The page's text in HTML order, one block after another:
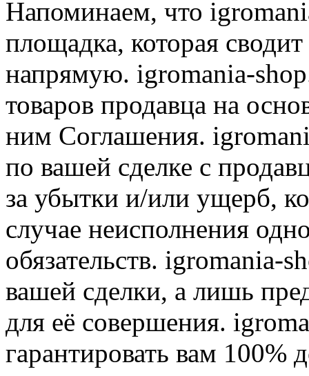
Напоминаем, что
площадка, которая
напрямую. igromania-
товаров продавца на
ним Соглашения.
по вашей сделке с
за убытки и/или ущерб,
случае неисполнения
обязательств. igromania-
вашей сделки, а лишь
для её совершения.
гарантировать вам 100%